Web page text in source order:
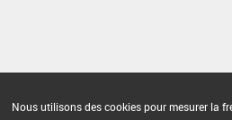
Nous utilisons des cookies pour mesurer la